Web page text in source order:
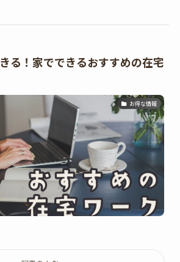
る！家でできるおすすめの在宅
お得な情報